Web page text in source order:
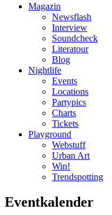
Magazin
Newsflash
Interview
Soundcheck
Literatour
Blog
Nightlife
Events
Locations
Partypics
Charts
Tickets
Playground
Webstuff
Urban Art
Win!
Trendspotting
Eventkalender